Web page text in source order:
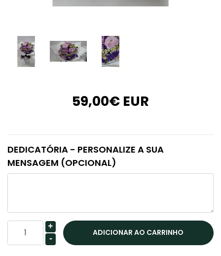
59,00€ EUR
DEDICATÓRIA - PERSONALIZE A SUA
MENSAGEM (OPCIONAL)
+
-